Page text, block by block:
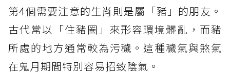
第4個需要注意的生肖則是屬「豬」的朋友。
古代常以「住豬圈」來形容環境髒亂，而豬
所處的地方通常較為污穢。這種穢氣與煞氣
在鬼月期間特別容易招致陰氣。